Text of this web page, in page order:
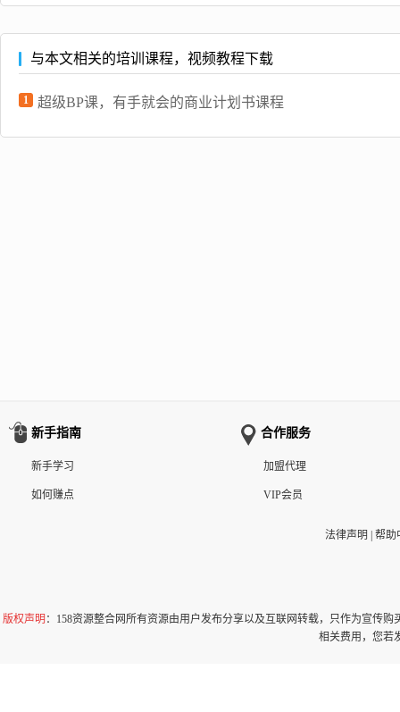
与本文相关的培训课程，视频教程下载
1 超级BP课，有手就会的商业计划书课程
新手指南
新手学习
如何赚点
合作服务
加盟代理
VIP会员
法律声明 帮助
版权声明 ：158资源整合网所有资源由用户发布分享以及互联网转载，只作为宣传
相关费用，您若